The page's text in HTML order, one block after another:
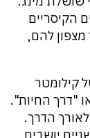
הקיסריים
מצפון להם,
קילומטר
"דרך החיות".
לאורך הדרך.